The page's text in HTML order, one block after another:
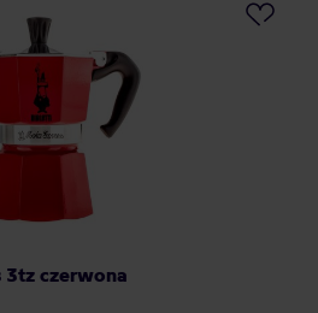
3tz czerwona